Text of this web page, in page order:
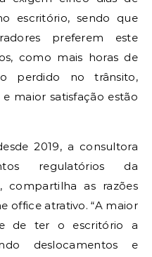
escritório, sendo que
preferem este
como mais horas de
perdido no trânsito,
maior satisfação estão
2019, a consultora
regulatórios da
compartilha as razões
office atrativo. “A maior
de ter o escritório a
deslocamentos e